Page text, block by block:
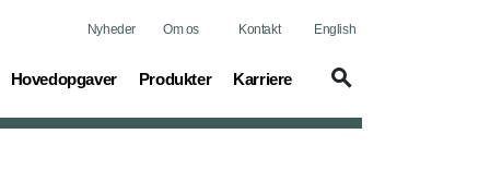
Nyheder Om os Kontakt English
Hovedopgaver
(current) Produkter
(current) Karriere
(current)